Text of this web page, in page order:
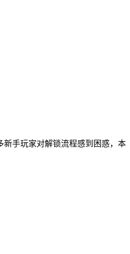
手玩家对解锁流程感到困惑，本